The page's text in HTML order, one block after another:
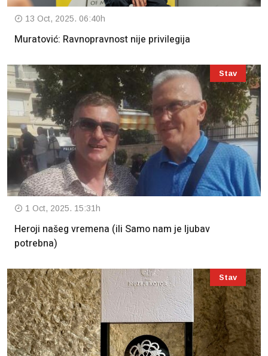
13 Oct, 2025. 06:40h
Muratović: Ravnopravnost nije privilegija
Stav
1 Oct, 2025. 15:31h
Heroji našeg vremena (ili Samo nam je ljubav
potrebna)
Stav